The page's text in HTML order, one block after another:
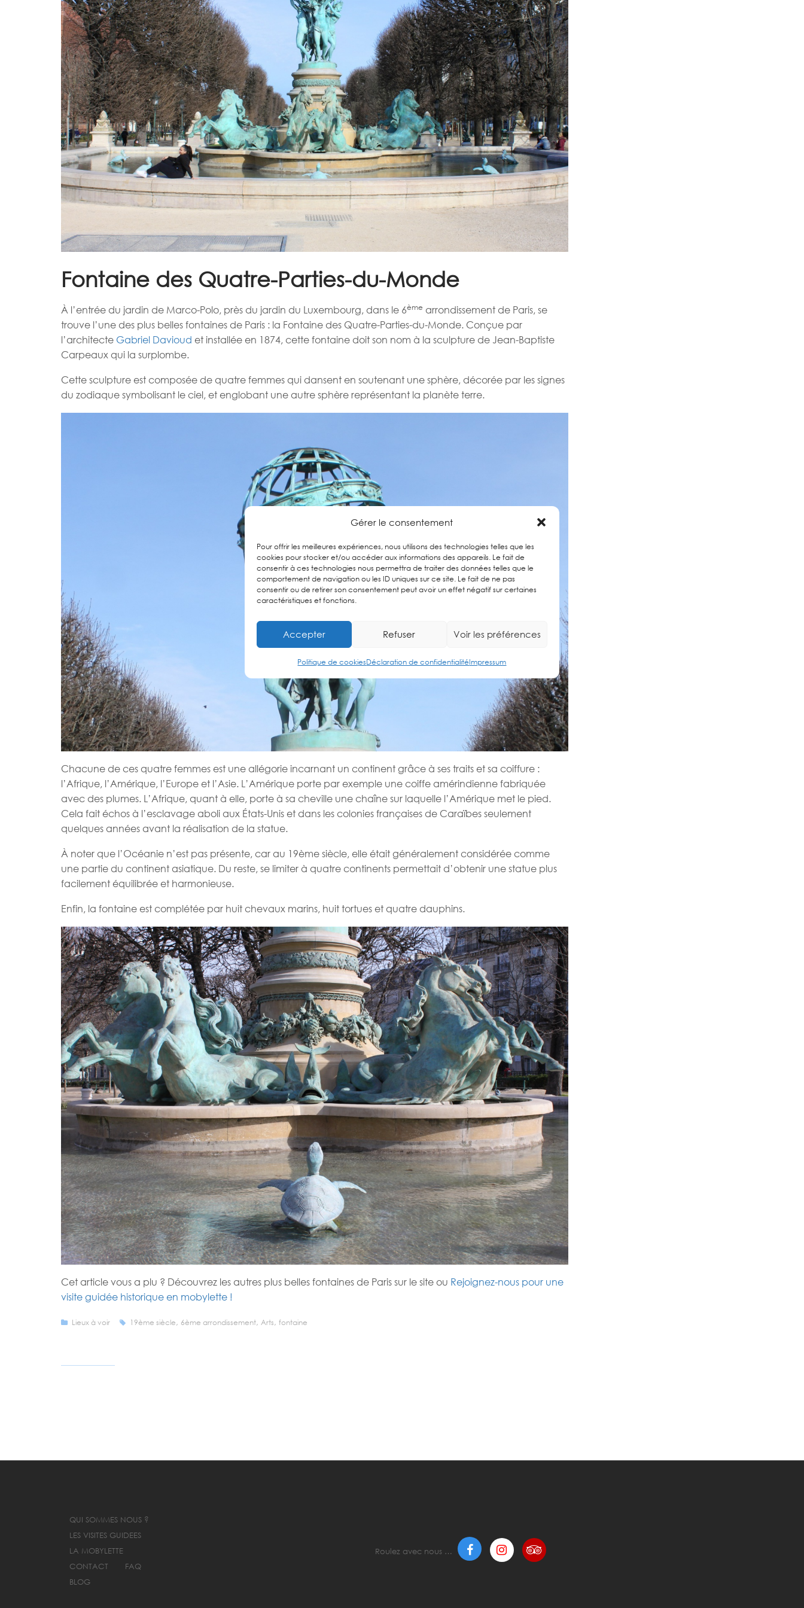
Gérer le consentement
Pour offrir les meilleures expériences, nous utilisons des technologies telles que les
cookies pour stocker et/ou accéder aux informations des appareils. Le fait de
consentir à ces technologies nous permettra de traiter des données telles que le
comportement de navigation ou les ID uniques sur ce site. Le fait de ne pas
consentir ou de retirer son consentement peut avoir un effet négatif sur certaines
caractéristiques et fonctions.
Accepter Refuser Voir les préférences
Politique de cookiesDéclaration de confidentialitéImpressum
Fontaine des Quatre-Parties-du-Monde
À l’entrée du jardin de Marco-Polo, près du jardin du Luxembourg, dans le 6ème arrondissement de Paris, se
trouve l’une des plus belles fontaines de Paris : la Fontaine des Quatre-Parties-du-Monde. Conçue par
l’architecte Gabriel Davioud et installée en 1874, cette fontaine doit son nom à la sculpture de Jean-Baptiste
Carpeaux qui la surplombe.
Cette sculpture est composée de quatre femmes qui dansent en soutenant une sphère, décorée par les signes
du zodiaque symbolisant le ciel, et englobant une autre sphère représentant la planète terre.
Chacune de ces quatre femmes est une allégorie incarnant un continent grâce à ses traits et sa coiffure :
l’Afrique, l’Amérique, l’Europe et l’Asie. L’Amérique porte par exemple une coiffe amérindienne fabriquée
avec des plumes. L’Afrique, quant à elle, porte à sa cheville une chaîne sur laquelle l’Amérique met le pied.
Cela fait échos à l’esclavage aboli aux États-Unis et dans les colonies françaises de Caraïbes seulement
quelques années avant la réalisation de la statue.
À noter que l’Océanie n’est pas présente, car au 19ème siècle, elle était généralement considérée comme
une partie du continent asiatique. Du reste, se limiter à quatre continents permettait d’obtenir une statue plus
facilement équilibrée et harmonieuse.
Enfin, la fontaine est complétée par huit chevaux marins, huit tortues et quatre dauphins.
Cet article vous a plu ? Découvrez les autres plus belles fontaines de Paris sur le site ou Rejoignez-nous pour une
visite guidée historique en mobylette !
Lieux à voir 19ème siècle, 6ème arrondissement, Arts, fontaine
QUI SOMMES NOUS ?
LES VISITES GUIDEES
LA MOBYLETTE
CONTACT
FAQ
BLOG
Roulez avec nous …